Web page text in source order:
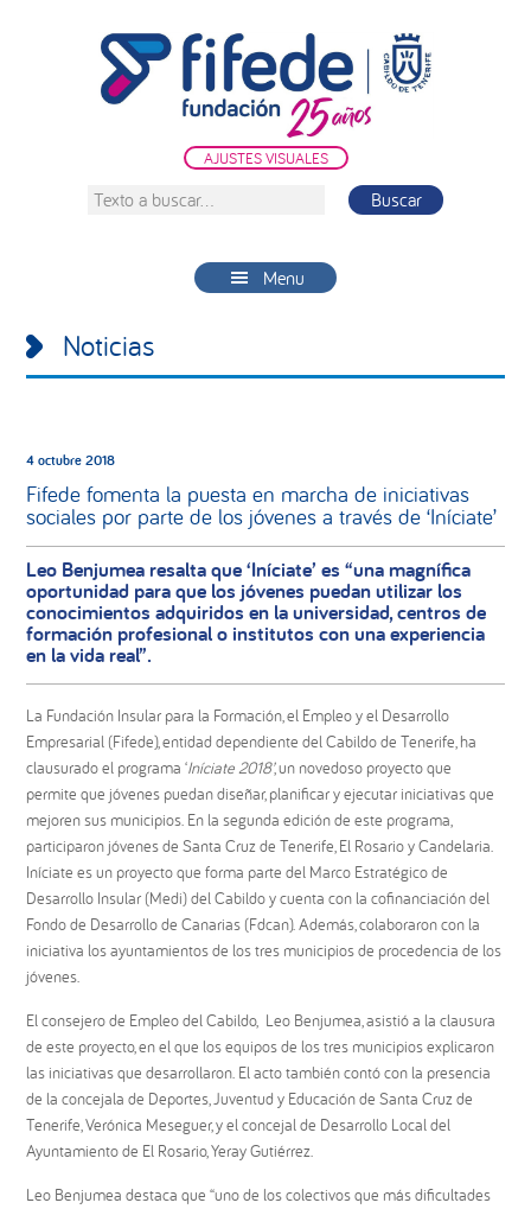
AJUSTES VISUALES
Texto
Menu
Noticias
4 octubre 2018
Fifede fomenta la puesta en marcha de iniciativas
sociales por parte de los jóvenes a través de ‘Iníciate’
Leo Benjumea resalta que ‘Iníciate’ es “una magnífica
oportunidad para que los jóvenes puedan utilizar los
conocimientos adquiridos en la universidad, centros de
formación profesional o institutos con una experiencia
en la vida real”.
La Fundación Insular para la Formación, el Empleo y el Desarrollo
Empresarial (Fifede), entidad dependiente del Cabildo de Tenerife, ha
clausurado el programa ‘Iníciate 2018’, un novedoso proyecto que
permite que jóvenes puedan diseñar, planificar y ejecutar iniciativas que
mejoren sus municipios. En la segunda edición de este programa,
participaron jóvenes de Santa Cruz de Tenerife, El Rosario y Candelaria.
Iníciate es un proyecto que forma parte del Marco Estratégico de
Desarrollo Insular (Medi) del Cabildo y cuenta con la cofinanciación del
Fondo de Desarrollo de Canarias (Fdcan). Además, colaboraron con la
iniciativa los ayuntamientos de los tres municipios de procedencia de los
jóvenes.
El consejero de Empleo del Cabildo, Leo Benjumea, asistió a la clausura
de este proyecto, en el que los equipos de los tres municipios explicaron
las iniciativas que desarrollaron. El acto también contó con la presencia
de la concejala de Deportes, Juventud y Educación de Santa Cruz de
Tenerife, Verónica Meseguer, y el concejal de Desarrollo Local del
Ayuntamiento de El Rosario, Yeray Gutiérrez.
Leo Benjumea destaca que “uno de los colectivos que más dificultades